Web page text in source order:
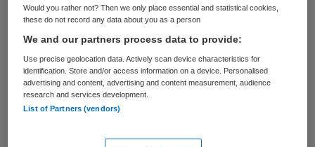
procent groei, een overschrijding van 80
De Orde blijft zich aan deze cijfers
vasthouden. Het ministerie baseert het
bedrag op de meest recente cijfers van het
College voor Zorgverzekeringen (CVZ). Dit
Would you rather not? Then we only place essential and statistical cookies,
these do not record any data about you as a person
We and our partners process data to provide:
Use precise geolocation data. Actively scan device characteristics for
identification. Store and/or access information on a device. Personalised
advertising and content, advertising and content measurement, audience
research and services development.
List of Partners (vendors)